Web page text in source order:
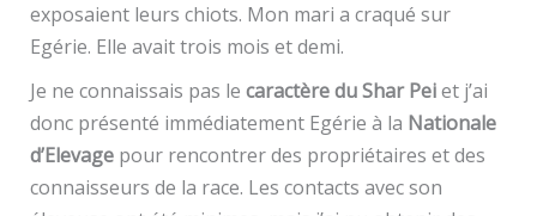
exposaient leurs chiots. Mon mari a craqué sur
Egérie. Elle avait trois mois et demi.
Je ne connaissais pas le caractère du Shar Peiet j’ai
donc présenté immédiatement Egérie à la Nationale
d’Elevagepour rencontrer des propriétaires et des
connaisseurs de la race. Les contacts avec son